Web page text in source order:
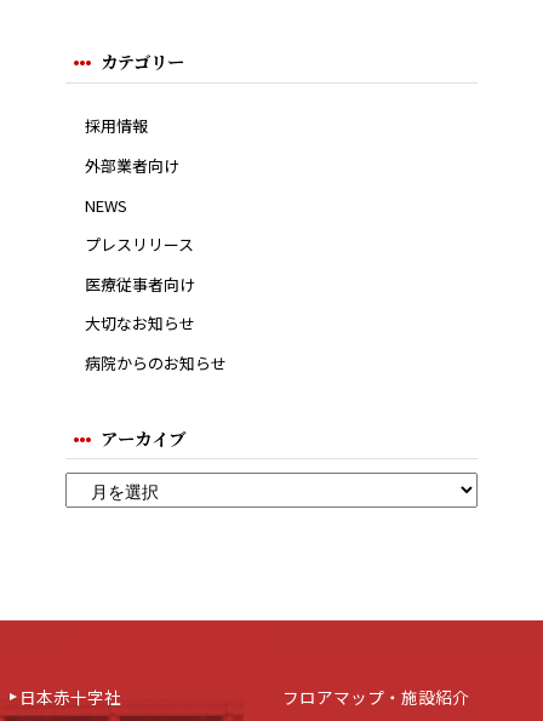
カテゴリー
採用情報
外部業者向け
NEWS
プレスリリース
医療従事者向け
大切なお知らせ
病院からのお知らせ
アーカイブ
日本赤十字社 フロアマップ・施設紹介